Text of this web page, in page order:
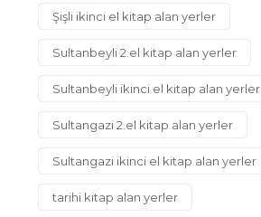
Şişli ikinci el kitap alan yerler
Sultanbeyli 2.el kitap alan yerler
Sultanbeyli ikinci el kitap alan yerler
Sultangazi 2.el kitap alan yerler
Sultangazi ikinci el kitap alan yerler
tarihi kitap alan yerler